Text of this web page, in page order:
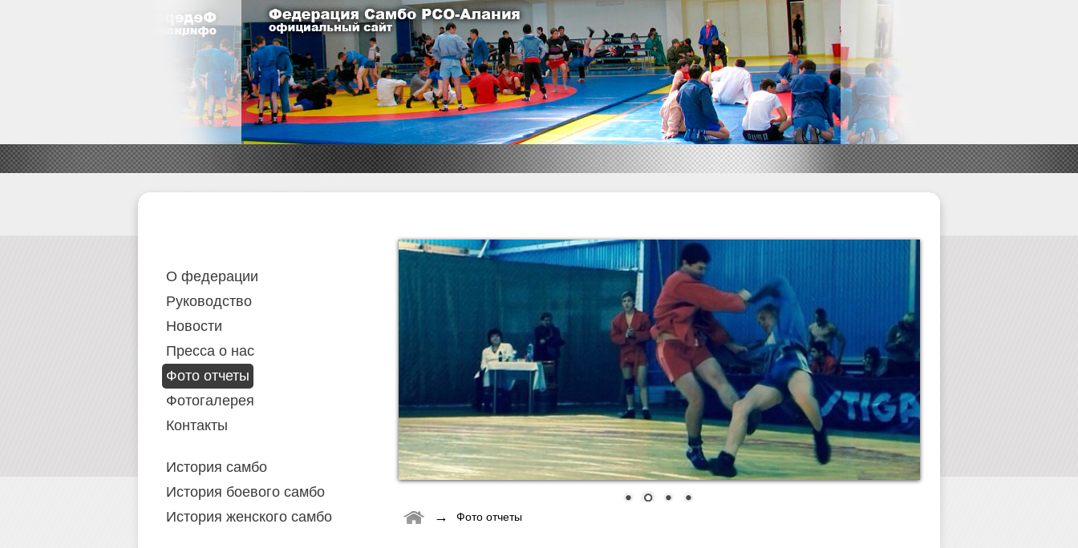
→ Фото отчеты
О федерации
Руководство
Новости
Пресса о нас
Фото отчеты
Фотогалерея
Контакты
История самбо
История боевого самбо
История женского самбо